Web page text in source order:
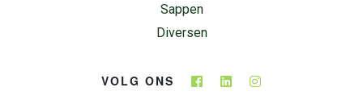
Sappen
Diversen
VOLG ONS